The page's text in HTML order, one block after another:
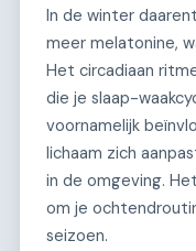
In de winter
meer melatonine,
Het circadiaan
die je slaap-
voornamelijk
lichaam zich
in de omgeving.
om je
seizoen.